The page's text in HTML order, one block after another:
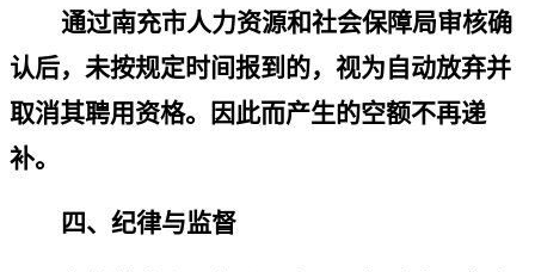
通过南充市人力资源和社会保障局审核确
认后，未按规定时间报到的，视为自动放弃并
取消其聘用资格。因此而产生的空额不再递
补。
四、纪律与监督